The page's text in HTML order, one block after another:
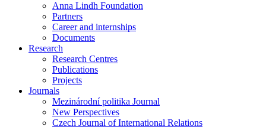
Anna Lindh Foundation
Partners
Career and internships
Documents
Research
Research Centres
Publications
Projects
Journals
Mezinárodní politika Journal
New Perspectives
Czech Journal of International Relations